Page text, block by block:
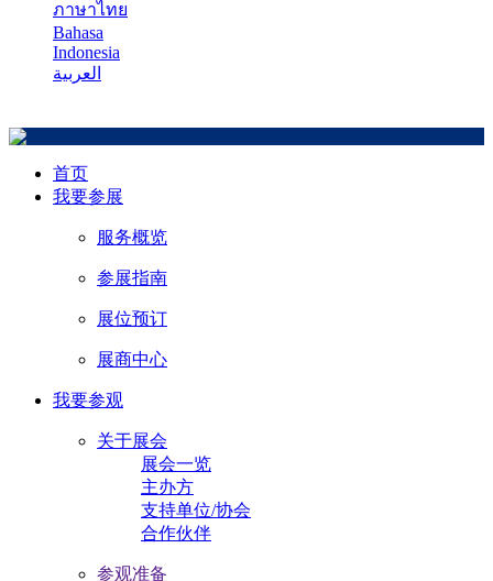
ภาษาไทย
Bahasa
Indonesia
العربية
首页
我要参展
服务概览
参展指南
展位预订
展商中心
我要参观
关于展会
展会一览
主办方
支持单位/协会
合作伙伴
参观准备